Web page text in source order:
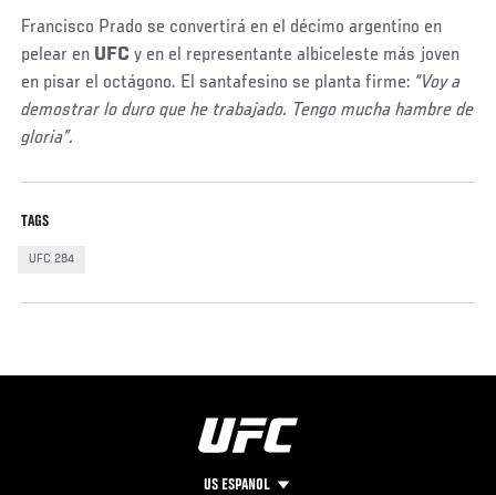
Francisco Prado se convertirá en el décimo argentino en
pelear en UFC y en el representante albiceleste más joven
en pisar el octágono. El santafesino se planta firme: “Voy a
demostrar lo duro que he trabajado. Tengo mucha hambre de
gloria”.
TAGS
UFC 284
US ESPANOL